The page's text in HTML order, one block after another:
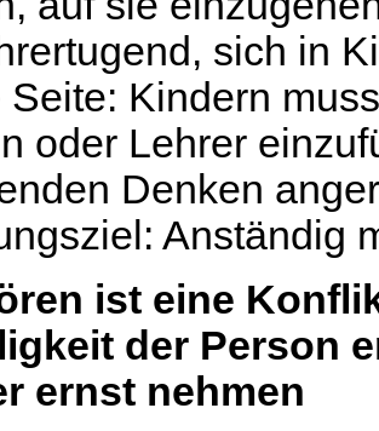
sich in
Seite: Kindern
oder Lehrer
Denken
Anständig
ist eine
der Person
ernst nehmen